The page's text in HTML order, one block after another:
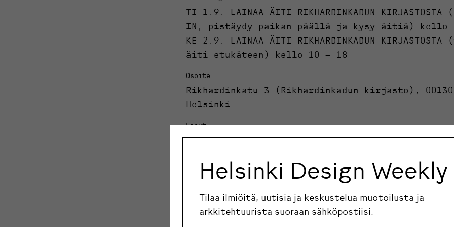
TI 1.9. LAINAA ÄITI RIKHARDINKADUN KIRJASTOSTA
IN, pistäydy paikan päällä ja kysy äitiä) kello
KE 2.9. LAINAA ÄITI RIKHARDINKADUN KIRJASTOSTA
äiti etukäteen) kello 10 – 18
Osoite
Rikhardinkatu 3 (Rikhardinkadun kirjasto),
Helsinki
Liput
Vapaa pääsy
Helsinki Design Weekly
Tilaa ilmiöitä, uutisia ja keskustelua muotoilusta ja
arkkitehtuurista suoraan sähköpostiisi.